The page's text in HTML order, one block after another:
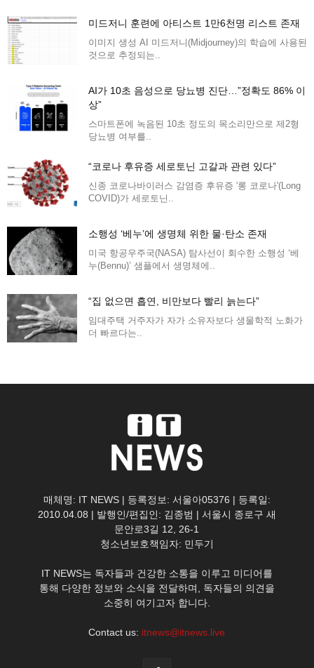
미드저니 훈련에 아티스트 1만6천명 리스트 존재
이미지 생성 AI 미드저니(Midjourney)의 학습에 사용된
것으로 추정되는..
AI가 10초 음성으로 당뇨병 진단…”정확도 86% 이
상”
스마트폰에 녹음된 10초 정도의 목소리만으로 제2형
당뇨병 여부를..
“코로나 후유증 세로토닌 고갈과 관련 있다”
신종 코로나바이러스 감염증 후유증 '롱 코로나'(Long
COVID)가 세로토닌..
소행성 ‘베누’에 생명체 위한 물·탄소 존재
미국 항공우주국(NASA) 탐사선이 회수한 소행성 ‘베
누(Bennu)’ 샘플에서 생명체에..
“집 없으면 흡연, 비만보다 빨리 늙는다”
임대주택 거주자가 자가 소유자보다 생물학적 노화가
더 빠르다는..
매체명: IT NEWS | 등록정보: 서울아05376 | 등록일:
2010.04.08 | 발행인/편집인: 김종범 | 서울시 종로구 새
문안로3길 12, 26-1
청소년보호책임자: 민두기
IT NEWS는 독자들과 건강한 소통을 이루고 미디어를
통해 다양한 정보와 소식을 전달하며, 독자들의 의견을
소중히 여기고자 합니다.
Contact us: itnews@itnews.live